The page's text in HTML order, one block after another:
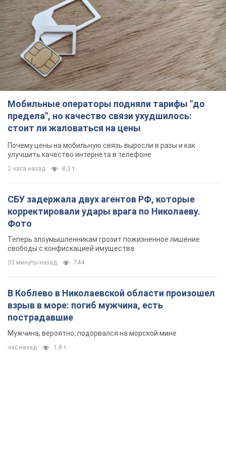
Мобильные операторы подняли тарифы "до
предела", но качество связи ухудшилось:
стоит ли жаловаться на цены
Почему цены на мобильную связь выросли в разы и как
улучшить качество интернета в телефоне
2 часа назад 8,3 т.
СБУ задержала двух агентов РФ, которые
корректировали удары врага по Николаеву.
Фото
Теперь злоумышленникам грозит пожизненное лишение
свободы с конфискацией имущества
33 минуты назад 744
В Коблево в Николаевской области произошел
взрыв в море: погиб мужчина, есть
пострадавшие
Мужчина, вероятно, подорвался на морской мине
час назад 1,8 т.